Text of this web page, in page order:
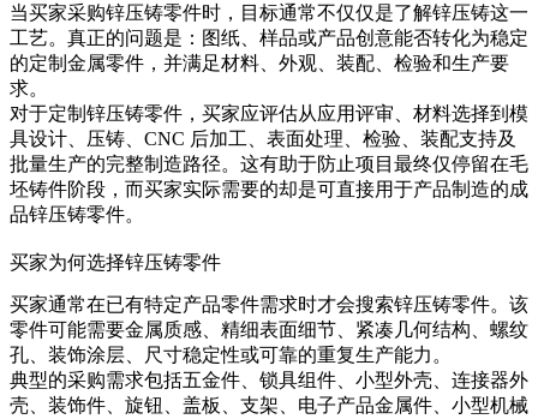
当买家采购锌压铸零件时，目标通常不仅仅是了解锌压铸这一
工艺。真正的问题是：图纸、样品或产品创意能否转化为稳定
的定制金属零件，并满足材料、外观、装配、检验和生产要
求。
对于定制锌压铸零件，买家应评估从应用评审、材料选择到模
具设计、压铸、CNC 后加工、表面处理、检验、装配支持及
批量生产的完整制造路径。这有助于防止项目最终仅停留在毛
坯铸件阶段，而买家实际需要的却是可直接用于产品制造的成
品锌压铸零件。
买家为何选择锌压铸零件
买家通常在已有特定产品零件需求时才会搜索锌压铸零件。该
零件可能需要金属质感、精细表面细节、紧凑几何结构、螺纹
孔、装饰涂层、尺寸稳定性或可靠的重复生产能力。
典型的采购需求包括五金件、锁具组件、小型外壳、连接器外
壳、装饰件、旋钮、盖板、支架、电子产品金属件、小型机械